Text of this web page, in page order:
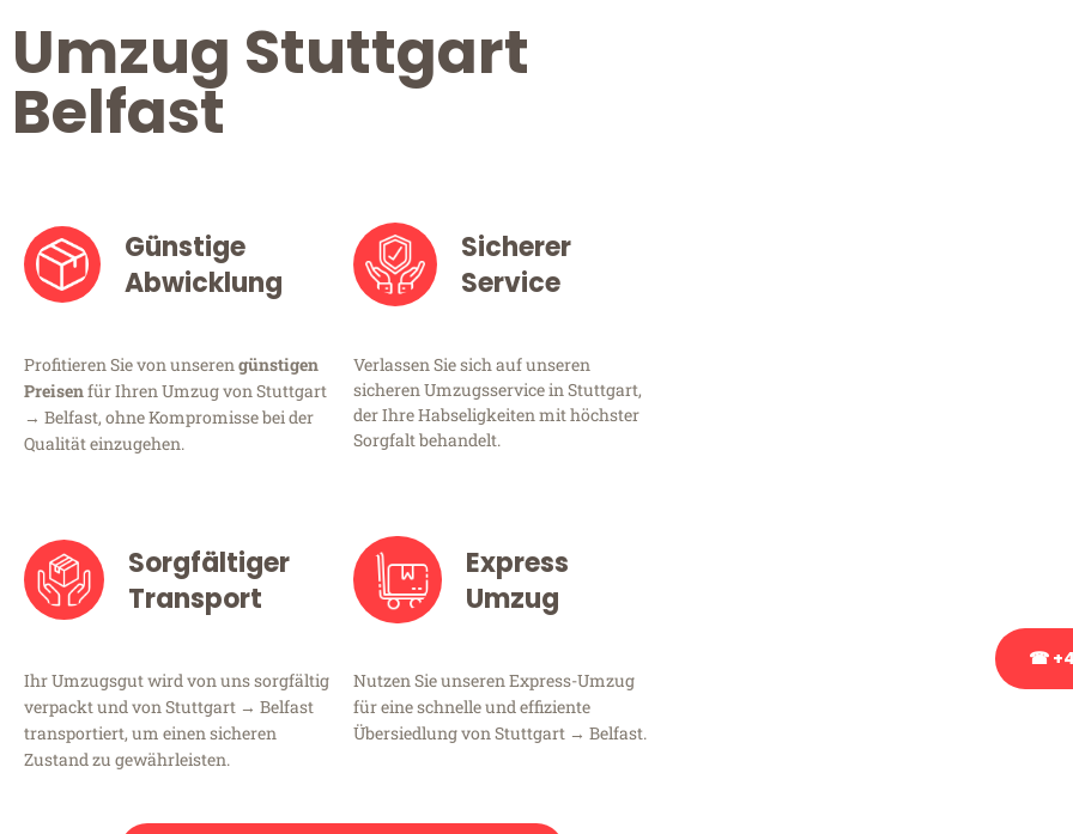
Umzug Stuttgart
Belfast
Günstige
Abwicklung
Profitieren Sie von unserengünstigen
Preisenfür Ihren Umzug von Stuttgart
→ Belfast, ohne Kompromisse bei der
Qualität einzugehen.
Sicherer
Service
Verlassen Sie sich auf unseren
sicheren Umzugsservice in Stuttgart,
der Ihre Habseligkeiten mit höchster
Sorgfalt behandelt.
Sorgfältiger
Transport
Ihr Umzugsgut wird von uns sorgfältig
verpackt und von Stuttgart → Belfast
transportiert, um einen sicheren
Zustand zu gewährleisten.
Express
Umzug
Nutzen Sie unseren Express-Umzug
für eine schnelle und effiziente
Übersiedlung von Stuttgart → Belfast.
☎